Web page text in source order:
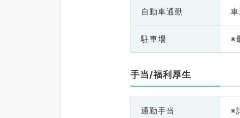
自動車通勤
駐車場 ※
手当/福利厚生
通勤手当 ※